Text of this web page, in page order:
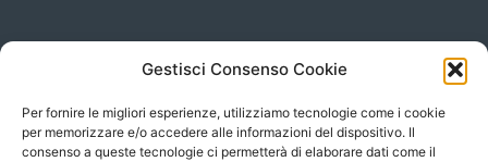
Gestisci Consenso Cookie
Per fornire le migliori esperienze, utilizziamo tecnologie come i cookie
per memorizzare e/o accedere alle informazioni del dispositivo. Il
consenso a queste tecnologie ci permetterà di elaborare dati come il
Piazza san Giovanni, 6
P.Iva 00566630323
info@televita.it